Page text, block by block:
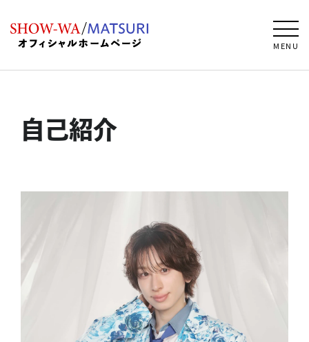
MENU
自己紹介